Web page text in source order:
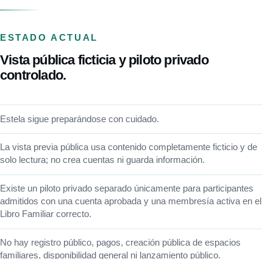
ESTADO ACTUAL
Vista pública ficticia y piloto privado
controlado.
Estela sigue preparándose con cuidado.
La vista previa pública usa contenido completamente ficticio y de
solo lectura; no crea cuentas ni guarda información.
Existe un piloto privado separado únicamente para participantes
admitidos con una cuenta aprobada y una membresía activa en el
Libro Familiar correcto.
No hay registro público, pagos, creación pública de espacios
familiares, disponibilidad general ni lanzamiento público.